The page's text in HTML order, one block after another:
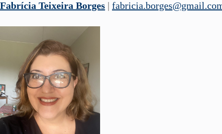
Fabrícia Teixeira Borges |